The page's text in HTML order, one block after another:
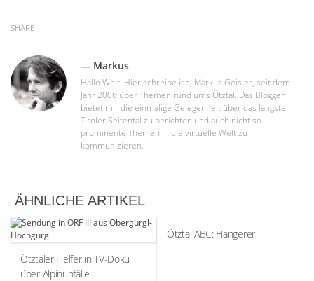
SHARE
— Markus
Hallo Welt! Hier schreibe ich, Markus Geisler, seit dem
Jahr 2006 über Themen rund ums Ötztal. Das Bloggen
bietet mir die einmalige Gelegenheit über das längste
Tiroler Seitental zu berichten und auch nicht so
prominente Themen in die virtuelle Welt zu
kommunizieren.
ÄHNLICHE ARTIKEL
Ötztaler Helfer in TV-Doku
über Alpinunfälle
Ötztal ABC: Hangerer